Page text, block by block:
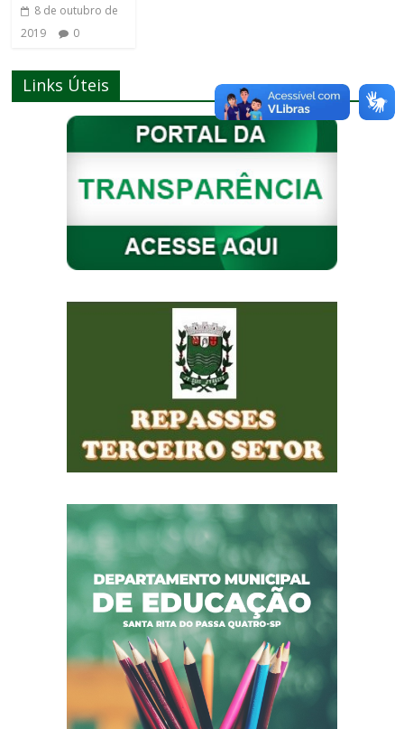
8 de outubro de
2019
0
Links Úteis